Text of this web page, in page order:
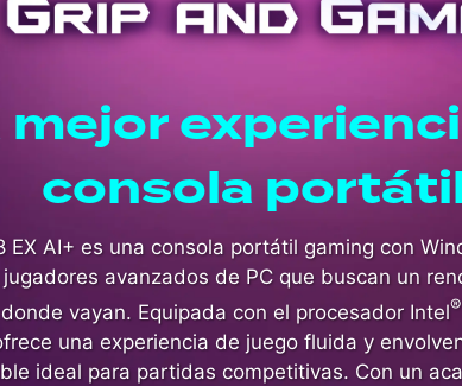
mejor
consola
EX AI+ es una consola portátil gaming con
avanzados de PC que buscan un
vayan. Equipada con el procesador Intel®
una experiencia de juego fluida y
ideal para partidas competitivas. Con un